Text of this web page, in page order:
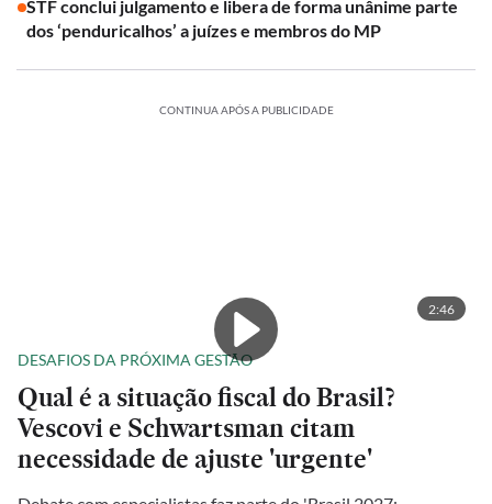
STF conclui julgamento e libera de forma unânime parte
dos ‘penduricalhos’ a juízes e membros do MP
CONTINUA APÓS A PUBLICIDADE
2:46
DESAFIOS DA PRÓXIMA GESTÃO
Qual é a situação fiscal do Brasil?
Vescovi e Schwartsman citam
necessidade de ajuste 'urgente'